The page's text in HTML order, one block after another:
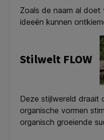
Zoals de naam al
ideeën kunnen
Stilwelt FLOW
Deze stijlwereld draait
organische vormen
organisch groeiende